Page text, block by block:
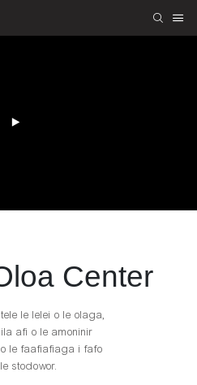
Center
le lelei o le olaga,
afi o le amoninir
le faafiafiaga i fafo
stodowor.